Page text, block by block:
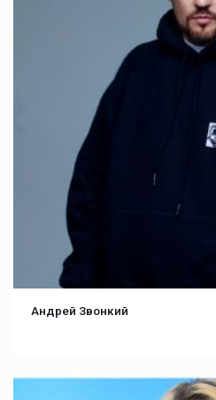
Андрей Звонкий